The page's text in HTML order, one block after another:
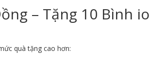
– Tặng 10 Bình
quà tặng cao hơn: